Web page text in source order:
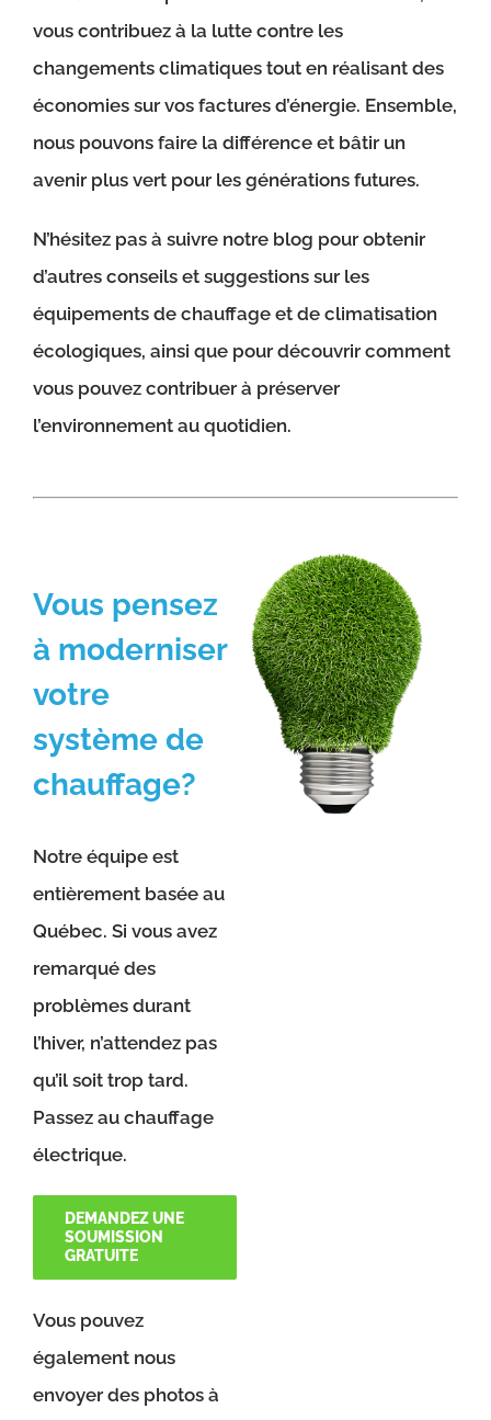
vous contribuez à la lutte contre les
changements climatiques tout en réalisant des
économies sur vos factures d’énergie. Ensemble,
nous pouvons faire la différence et bâtir un
avenir plus vert pour les générations futures.
N’hésitez pas à suivre notre blog pour obtenir
d’autres conseils et suggestions sur les
équipements de chauffage et de climatisation
écologiques, ainsi que pour découvrir comment
vous pouvez contribuer à préserver
l’environnement au quotidien.
Vous pensez
à moderniser
votre
système de
chauffage?
Notre équipe est
entièrement basée au
Québec. Si vous avez
remarqué des
problèmes durant
l’hiver, n’attendez pas
qu’il soit trop tard.
Passez au chauffage
électrique.
DEMANDEZ UNE
SOUMISSION
GRATUITE
Vous pouvez
également nous
envoyer des photos à